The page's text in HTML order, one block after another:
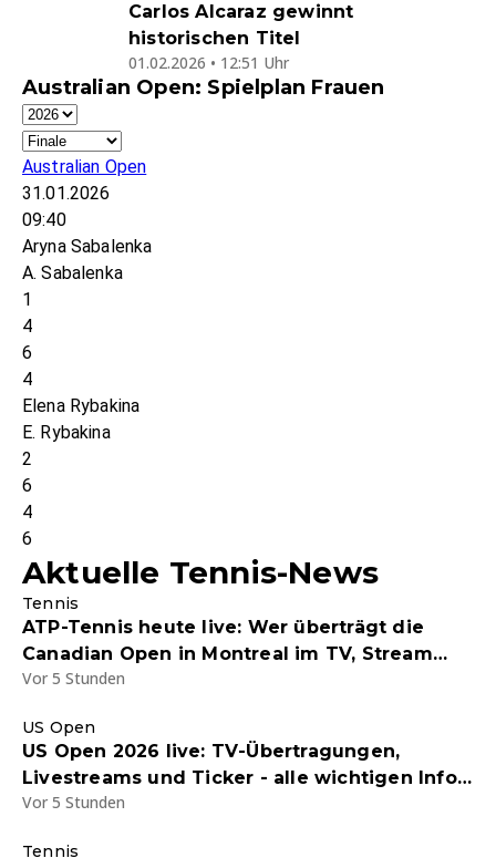
Carlos Alcaraz gewinnt
historischen Titel
01.02.2026 • 12:51 Uhr
Australian Open: Spielplan Frauen
Australian Open
31.01.2026
09:40
Aryna Sabalenka
A. Sabalenka
1
4
6
4
Elena Rybakina
E. Rybakina
2
6
4
6
Aktuelle Tennis-News
Tennis
ATP-Tennis heute live: Wer überträgt die
Canadian Open in Montreal im TV, Stream
und Liveticker?
Vor 5 Stunden
US Open
US Open 2026 live: TV-Übertragungen,
Livestreams und Ticker - alle wichtigen Infos
zum Grand Slam
Vor 5 Stunden
Tennis